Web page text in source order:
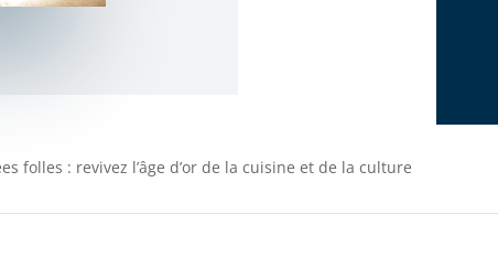
folles : revivez l’âge d’or de la cuisine et de la culture